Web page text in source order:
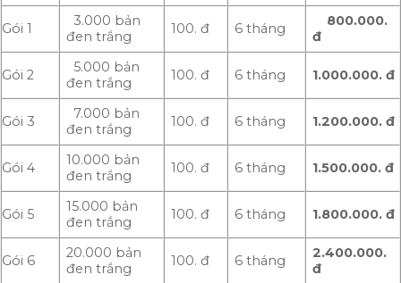
Gói 1
3.000 bản
đen trắng
100. đ 6 tháng
800.000.
đ
Gói 2
5.000 bản
đen trắng
100. đ 6 tháng 1.000.000.đ
Gói 3
7.000 bản
đen trắng
100. đ 6 tháng 1.200.000. đ
Gói 4
10.000 bản
đen trắng
100. đ 6 tháng 1.500.000.đ
Gói 5
15.000 bản
đen trắng
100. đ 6 tháng 1.800.000.đ
Gói 6
20.000 bản
đen trắng
100. đ 6 tháng
2.400.000.
đ